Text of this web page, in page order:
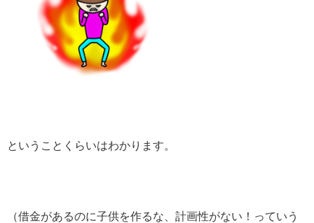
ということくらいはわかります。
（借金があるのに子供を作るな、計画性がない！っていう